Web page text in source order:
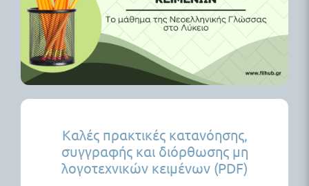
Καλές πρακτικές κατανόησης,
συγγραφής και διόρθωσης μη
λογοτεχνικών κειμένων (PDF)